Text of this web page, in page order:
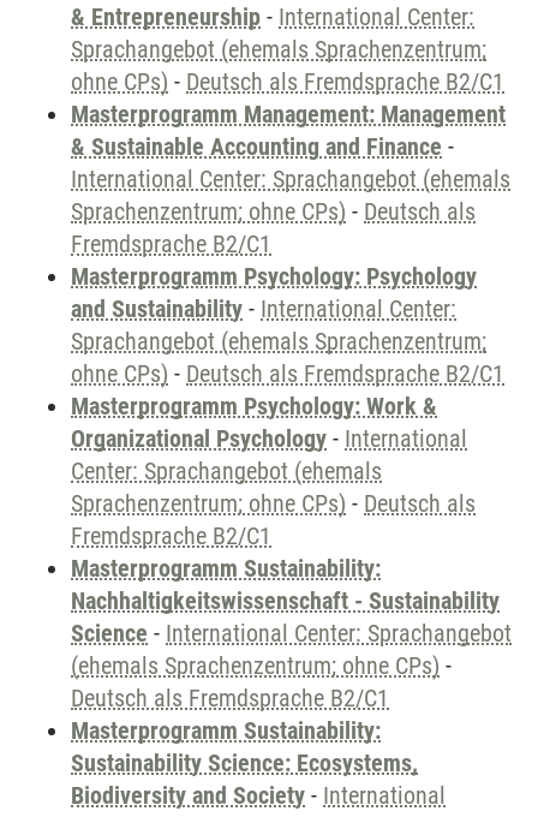
& Entrepreneurship - International Center:
Sprachangebot (ehemals Sprachenzentrum;
ohne CPs) - Deutsch als Fremdsprache B2/C1
Masterprogramm Management: Management
& Sustainable Accounting and Finance -
International Center: Sprachangebot (ehemals
Sprachenzentrum; ohne CPs) - Deutsch als
Fremdsprache B2/C1
Masterprogramm Psychology: Psychology
and Sustainability - International Center:
Sprachangebot (ehemals Sprachenzentrum;
ohne CPs) - Deutsch als Fremdsprache B2/C1
Masterprogramm Psychology: Work &
Organizational Psychology - International
Center: Sprachangebot (ehemals
Sprachenzentrum; ohne CPs) - Deutsch als
Fremdsprache B2/C1
Masterprogramm Sustainability:
Nachhaltigkeitswissenschaft - Sustainability
Science - International Center: Sprachangebot
(ehemals Sprachenzentrum; ohne CPs) -
Deutsch als Fremdsprache B2/C1
Masterprogramm Sustainability:
Sustainability Science: Ecosystems,
Biodiversity and Society - International